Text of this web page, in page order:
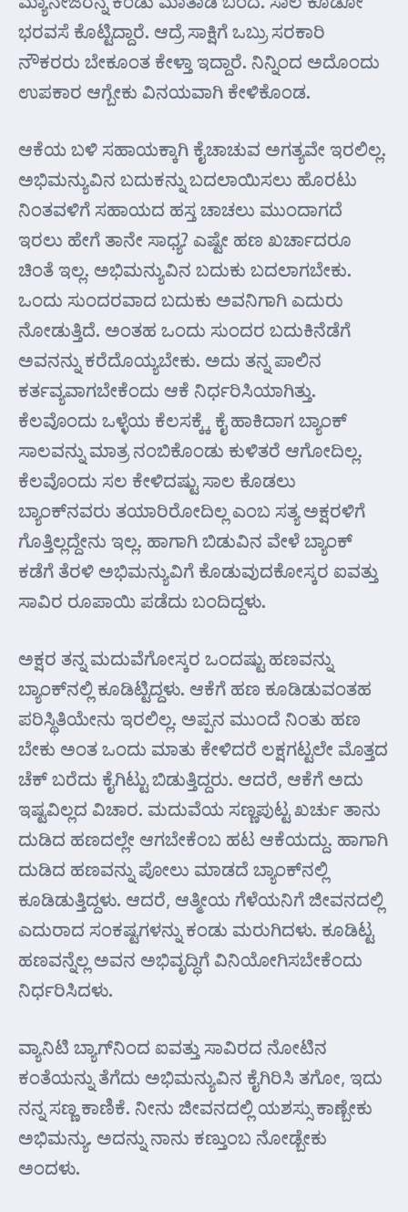
ಭರವಸೆ ಕೊಟ್ಟಿದ್ದಾರೆ. ಆದ್ರೆ ಸಾಕ್ಷಿಗೆ ಒಬ್ರು ಸರಕಾರಿ
ನೌಕರರು ಬೇಕೂಂತ ಕೇಳ್ತಾ ಇದ್ದಾರೆ. ನಿನ್ನಿಂದ ಅದೊಂದು
ಉಪಕಾರ ಆಗ್ಬೇಕು ವಿನಯವಾಗಿ ಕೇಳಿಕೊಂಡ.
ಆಕೆಯ ಬಳಿ ಸಹಾಯಕ್ಕಾಗಿ ಕೈಚಾಚುವ ಅಗತ್ಯವೇ ಇರಲಿಲ್ಲ.
ಅಭಿಮನ್ಯುವಿನ ಬದುಕನ್ನು ಬದಲಾಯಿಸಲು ಹೊರಟು
ನಿಂತವಳಿಗೆ ಸಹಾಯದ ಹಸ್ತ ಚಾಚಲು ಮುಂದಾಗದೆ
ಇರಲು ಹೇಗೆ ತಾನೇ ಸಾಧ್ಯ? ಎಷ್ಟೇ ಹಣ ಖರ್ಚಾದರೂ
ಚಿಂತೆ ಇಲ್ಲ. ಅಭಿಮನ್ಯುವಿನ ಬದುಕು ಬದಲಾಗಬೇಕು.
ಒಂದು ಸುಂದರವಾದ ಬದುಕು ಅವನಿಗಾಗಿ ಎದುರು
ನೋಡುತ್ತಿದೆ. ಅಂತಹ ಒಂದು ಸುಂದರ ಬದುಕಿನೆಡೆಗೆ
ಅವನನ್ನು ಕರೆದೊಯ್ಯಬೇಕು. ಅದು ತನ್ನ ಪಾಲಿನ
ಕರ್ತವ್ಯವಾಗಬೇಕೆಂದು ಆಕೆ ನಿರ್ಧರಿಸಿಯಾಗಿತ್ತು.
ಕೆಲವೊಂದು ಒಳ್ಳೆಯ ಕೆಲಸಕ್ಕ್ಕೆ ಕೈ ಹಾಕಿದಾಗ ಬ್ಯಾಂಕ್
ಸಾಲವನ್ನು ಮಾತ್ರ ನಂಬಿಕೊಂಡು ಕುಳಿತರೆ ಆಗೋದಿಲ್ಲ.
ಕೆಲವೊಂದು ಸಲ ಕೇಳಿದಷ್ಟು ಸಾಲ ಕೊಡಲು
ಬ್ಯಾಂಕ್‌ನವರು ತಯಾರಿರೋದಿಲ್ಲ ಎಂಬ ಸತ್ಯ ಅಕ್ಷರಳಿಗೆ
ಗೊತ್ತಿಲ್ಲದ್ದೇನು ಇಲ್ಲ. ಹಾಗಾಗಿ ಬಿಡುವಿನ ವೇಳೆ ಬ್ಯಾಂಕ್
ಕಡೆಗೆ ತೆರಳಿ ಅಭಿಮನ್ಯುವಿಗೆ ಕೊಡುವುದಕೋಸ್ಕರ ಐವತ್ತು
ಸಾವಿರ ರೂಪಾಯಿ ಪಡೆದು ಬಂದಿದ್ದಳು.
ಅಕ್ಷರ ತನ್ನ ಮದುವೆಗೋಸ್ಕರ ಒಂದಷ್ಟು ಹಣವನ್ನು
ಬ್ಯಾಂಕ್‌ನಲ್ಲಿ ಕೂಡಿಟ್ಟಿದ್ದಳು. ಆಕೆಗೆ ಹಣ ಕೂಡಿಡುವಂತಹ
ಪರಿಸ್ಥಿತಿಯೇನು ಇರಲಿಲ್ಲ. ಅಪ್ಪನ ಮುಂದೆ ನಿಂತು ಹಣ
ಬೇಕು ಅಂತ ಒಂದು ಮಾತು ಕೇಳಿದರೆ ಲಕ್ಷಗಟ್ಟಲೇ ಮೊತ್ತದ
ಚೆಕ್ ಬರೆದು ಕೈಗಿಟ್ಟು ಬಿಡುತ್ತಿದ್ದರು. ಆದರೆ, ಆಕೆಗೆ ಅದು
ಇಷ್ಟವಿಲ್ಲದ ವಿಚಾರ. ಮದುವೆಯ ಸಣ್ಣಪುಟ್ಟ ಖರ್ಚು ತಾನು
ದುಡಿದ ಹಣದಲ್ಲೇ ಆಗಬೇಕೆಂಬ ಹಟ ಆಕೆಯದ್ದು. ಹಾಗಾಗಿ
ದುಡಿದ ಹಣವನ್ನು ಪೋಲು ಮಾಡದೆ ಬ್ಯಾಂಕ್‌ನಲ್ಲಿ
ಕೂಡಿಡುತ್ತಿದ್ದಳು. ಆದರೆ, ಆತ್ಮೀಯ ಗೆಳೆಯನಿಗೆ ಜೀವನದಲ್ಲಿ
ಎದುರಾದ ಸಂಕಷ್ಟಗಳನ್ನು ಕಂಡು ಮರುಗಿದಳು. ಕೂಡಿಟ್ಟ
ಹಣವನ್ನೆಲ್ಲ ಅವನ ಅಭಿವೃದ್ಧಿಗೆ ವಿನಿಯೋಗಿಸಬೇಕೆಂದು
ನಿರ್ಧರಿಸಿದಳು.
ವ್ಯಾನಿಟಿ ಬ್ಯಾಗ್‌ನಿಂದ ಐವತ್ತು ಸಾವಿರದ ನೋಟಿನ
ಕಂತೆಯನ್ನು ತೆಗೆದು ಅಭಿಮನ್ಯುವಿನ ಕೈಗಿರಿಸಿ ತಗೋ, ಇದು
ನನ್ನ ಸಣ್ಣ ಕಾಣಿಕೆ. ನೀನು ಜೀವನದಲ್ಲಿ ಯಶಸ್ಸು ಕಾಣ್ಬೇಕು
ಅಭಿಮನ್ಯು. ಅದನ್ನು ನಾನು ಕಣ್ತುಂಬ ನೋಡ್ಬೇಕು
ಅಂದಳು.